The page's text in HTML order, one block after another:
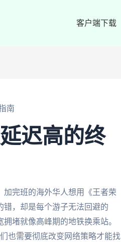
客户端下载
南
迟高的终
完班的海外华人想用《王者荣
，却是每个游子无法回避的
堵就像高峰期的地铁换乘站。
也需要彻底改变网络策略才能找